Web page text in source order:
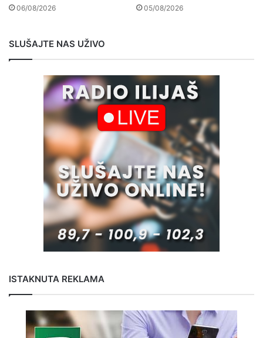
06/08/2026 05/08/2026
SLUŠAJTE NAS UŽIVO
ISTAKNUTA REKLAMA